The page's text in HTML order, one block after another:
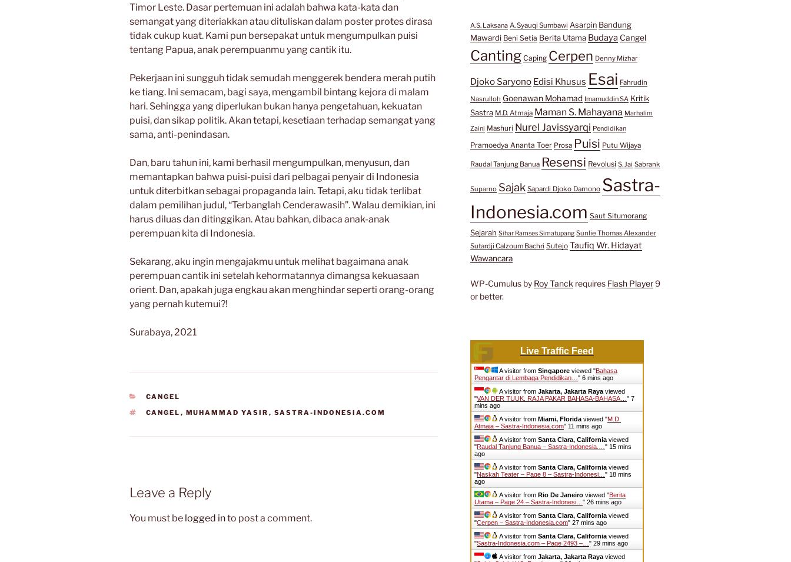
Timor Leste. Dasar pertemuan ini adalah bahwa kata-kata dan
semangat yang diteriakkan atau dituliskan dalam poster protes dirasa
tidak cukup kuat. Kami pun bersepakat untuk mengumpulkan puisi
tentang Papua, anak perempuanmu yang cantik itu.
Pekerjaan ini sungguh tidak semudah menggerek bendera merah putih
ke tiang. Ini semacam, bagi saya, mengambil bintang kejora di malam
hari. Sehingga yang diperlukan bukan hanya pengetahuan, kekuatan
puisi, dan sikap politik. Akan tetapi, kesetiaan terhadap semangat yang
sama, anti-penindasan.
Dan, baru tahun ini, kami berhasil mengumpulkan, menyusun, dan
memantapkan bahwa puisi-puisi dari pelbagai penyair di Indonesia
untuk diterbitkan sebagai propaganda lain. Tetapi, aku tidak terlibat
dalam pemilihan judul, “Terbanglah Cenderawasih”. Walau demikian, ini
harus diluas dan ditinggikan. Atau bahkan, dibaca anak-anak
perempuan kita di Indonesia.
Sekarang, aku ingin mengajakmu untuk melihat bagaimana anak
perempuan cantik ini setelah kehormatannya dimangsa kekuasaan
orient. Dan, apakah juga engkau akan menghindar seperti orang-orang
yang pernah kutemui?!
Surabaya, 2021
CATEGORIES
CANGEL
TAGS
CANGEL , MUHAMMAD YASIR , SASTRA-INDONESIA.COM
Leave a Reply
You must be logged into post a comment.
A.S. Laksana A. Syauqi Sumbawi Asarpin Bandung
Mawardi Beni Setia Berita Utama Budaya Cangel
Canting Caping Cerpen Denny Mizhar
Djoko Saryono Edisi Khusus Esai Fahrudin
Nasrulloh Goenawan Mohamad Imamuddin SA Kritik
Sastra M.D. Atmaja Maman S. Mahayana Marhalim
Zaini Mashuri Nurel Javissyarqi Pendidikan
Pramoedya Ananta Toer Prosa Puisi Putu Wijaya
Raudal Tanjung Banua Resensi Revolusi S. Jai Sabrank
Suparno Sajak Sapardi Djoko Damono Sastra-
Indonesia.com Saut Situmorang
Sejarah Sihar Ramses Simatupang Sunlie Thomas Alexander
Sutardji Calzoum Bachri Sutejo Taufiq Wr. Hidayat
Wawancara
WP-Cumulus by Roy Tanck requires Flash Player9
or better.
Live Traffic Feed
A visitor from Singaporeviewed "Bahasa
Pengantar di Lembaga Pendidikan… " 6 mins ago
A visitor from Jakarta, Jakarta Rayaviewed
"VAN DER TUUK, RAJA PAKAR BAHASA-BAHASA… " 7
mins ago
A visitor from Miami, Floridaviewed "M.D.
Atmaja – Sastra-Indonesia.com" 11 mins ago
A visitor from Santa Clara, Californiaviewed
"Raudal Tanjung Banua – Sastra-Indonesia.… " 15 mins
ago
A visitor from Santa Clara, Californiaviewed
"Naskah Teater – Page 8 – Sastra-Indonesi… " 19 mins
ago
A visitor from Rio De Janeiroviewed "Berita
Utama – Page 24 – Sastra-Indonesi… " 26 mins ago
A visitor from Santa Clara, Californiaviewed
"Cerpen – Sastra-Indonesia.com" 27 mins ago
A visitor from Santa Clara, Californiaviewed
"Sastra-Indonesia.com – Page 2493 –… " 29 mins ago
A visitor from Jakarta, Jakarta Rayaviewed